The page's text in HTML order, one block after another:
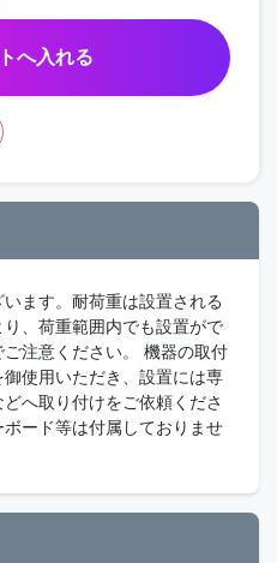
へ入れる
ます。耐荷重は設置される
、荷重範囲内でも設置がで
注意ください。 機器の取付
使用いただき、設置には専
へ取り付けをご依頼くださ
ード等は付属しておりませ